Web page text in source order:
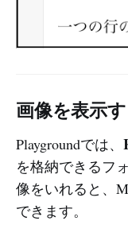
画像を表示す
Playgroundでは、
を格納できるフ
像をいれると、
できます。